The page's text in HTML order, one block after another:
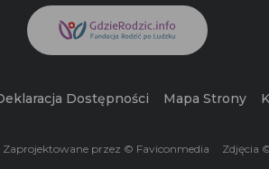
Deklaracja Dostępności Mapa Strony
Zaprojektowane przez © Faviconmedia Zdjęcia